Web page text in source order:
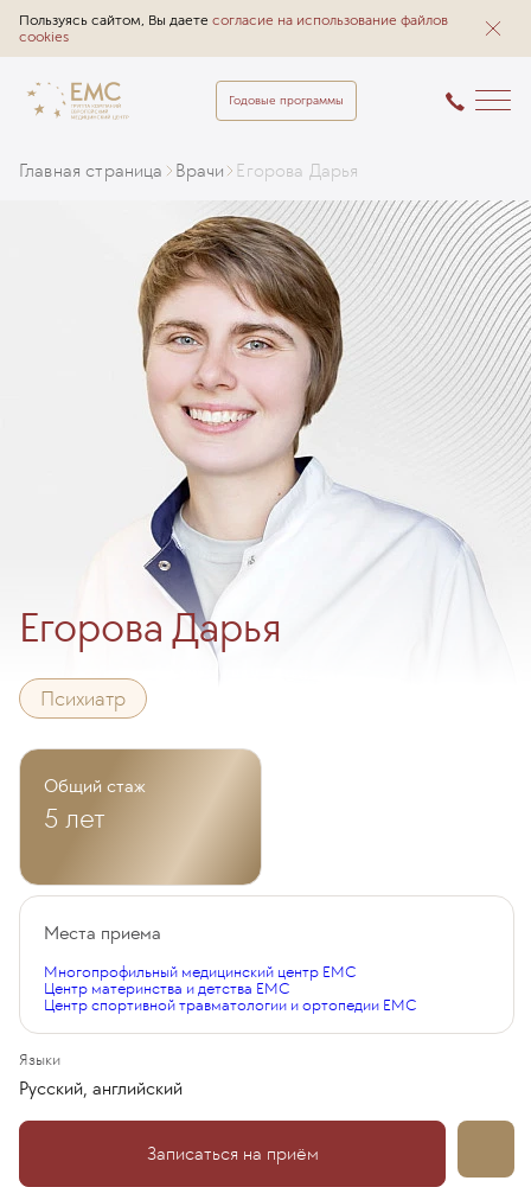
Пользуясь сайтом, Вы даете согласие на использование файлов
cookies
Годовые программы
Главная страница Врачи Егорова Дарья
Егорова Дарья
Психиатр
Общий стаж
5 лет
Места приема
Многопрофильный медицинский центр EMC
Центр материнства и детства EMC
Центр спортивной травматологии и ортопедии EMC
Языки
Русский, английский
Записаться на приём